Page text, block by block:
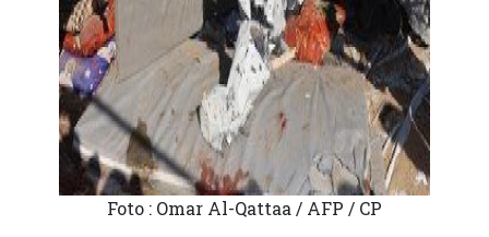
Foto : Omar Al-Qattaa / AFP / CP